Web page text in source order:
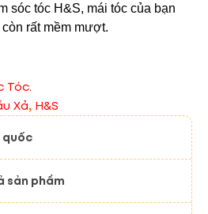
sóc tóc H&S, mái tóc của bạn
rất mềm mượt.
Tóc.
Xả, H&s
quốc
sản phẩm